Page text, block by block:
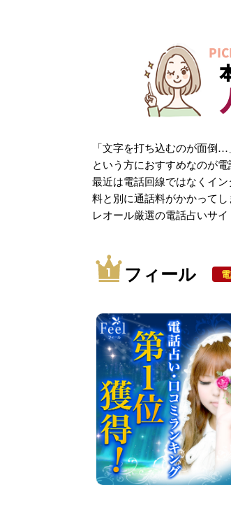
「文字を打ち込むのが面倒
という方におすすめなのが電
最近は電話回線ではなくイ
料と別に通話料がかかって
レオール厳選の電話占いサイ
フィール